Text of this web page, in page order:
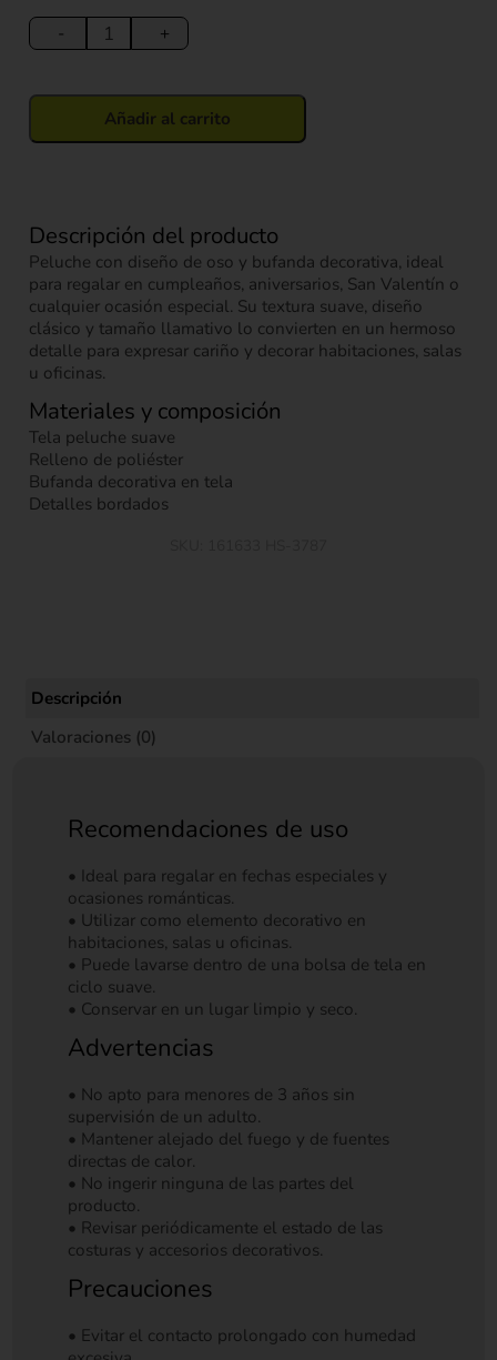
Descripción del producto
Peluche con diseño de oso y bufanda decorativa, ideal
para regalar en cumpleaños, aniversarios, San Valentín o
cualquier ocasión especial. Su textura suave, diseño
clásico y tamaño llamativo lo convierten en un hermoso
detalle para expresar cariño y decorar habitaciones, salas
u oficinas.
Materiales y composición
Tela peluche suave
Relleno de poliéster
Bufanda decorativa en tela
Detalles bordados
-
grande
Decorativa
+
Añadir al carrito
Descripción
Valoraciones (0)
Recomendaciones de uso
• Ideal para regalar en fechas especiales y
ocasiones románticas.
• Utilizar como elemento decorativo en
habitaciones, salas u oficinas.
• Puede lavarse dentro de una bolsa de tela en
ciclo suave.
• Conservar en un lugar limpio y seco.
Advertencias
• No apto para menores de 3 años sin
supervisión de un adulto.
• Mantener alejado del fuego y de fuentes
directas de calor.
• No ingerir ninguna de las partes del
producto.
• Revisar periódicamente el estado de las
costuras y accesorios decorativos.
Precauciones
• Evitar el contacto prolongado con humedad